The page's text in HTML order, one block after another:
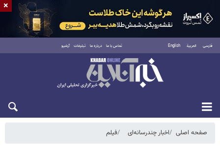
فارسی العربية English تماس با ما درباره ما تبلیغات آرشیو
جمعه ۱۶ مرداد ۱۴۰۵
صفحه اصلی اخبار چندرسانه‌ای فیلم
×